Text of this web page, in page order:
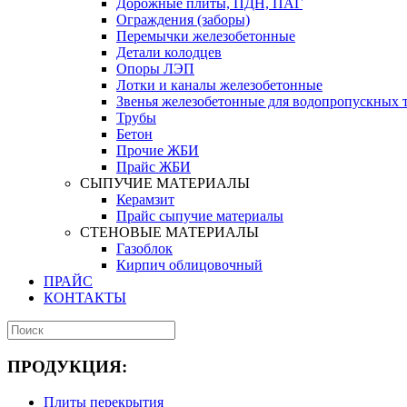
Дорожные плиты, ПДН, ПАГ
Ограждения (заборы)
Перемычки железобетонные
Детали колодцев
Опоры ЛЭП
Лотки и каналы железобетонные
Звенья железобетонные для водопропускных
Трубы
Бетон
Прочие ЖБИ
Прайс ЖБИ
СЫПУЧИЕ МАТЕРИАЛЫ
Керамзит
Прайс сыпучие материалы
СТЕНОВЫЕ МАТЕРИАЛЫ
Газоблок
Кирпич облицовочный
ПРАЙС
КОНТАКТЫ
ПРОДУКЦИЯ:
Плиты перекрытия